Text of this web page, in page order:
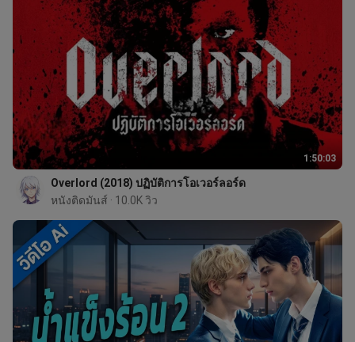
1:50:03
Overlord (2018) ปฏิบัติการโอเวอร์ลอร์ด
หนังติดมันส์ · 10.0K วิว